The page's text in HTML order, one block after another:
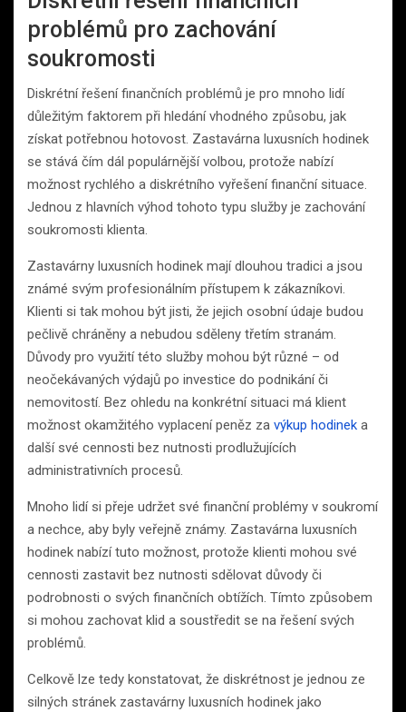
problémů pro zachování
soukromosti
Diskrétní řešení finančních problémů je pro mnoho lidí
důležitým faktorem při hledání vhodného způsobu, jak
získat potřebnou hotovost. Zastavárna luxusních hodinek
se stává čím dál populárnější volbou, protože nabízí
možnost rychlého a diskrétního vyřešení finanční situace.
Jednou z hlavních výhod tohoto typu služby je zachování
soukromosti klienta.
Zastavárny luxusních hodinek mají dlouhou tradici a jsou
známé svým profesionálním přístupem k zákazníkovi.
Klienti si tak mohou být jisti, že jejich osobní údaje budou
pečlivě chráněny a nebudou sděleny třetím stranám.
Důvody pro využití této služby mohou být různé – od
neočekávaných výdajů po investice do podnikání či
nemovitostí. Bez ohledu na konkrétní situaci má klient
možnost okamžitého vyplacení peněz za výkup hodinek a
další své cennosti bez nutnosti prodlužujících
administrativních procesů.
Mnoho lidí si přeje udržet své finanční problémy v soukromí
a nechce, aby byly veřejně známy. Zastavárna luxusních
hodinek nabízí tuto možnost, protože klienti mohou své
cennosti zastavit bez nutnosti sdělovat důvody či
podrobnosti o svých finančních obtížích. Tímto způsobem
si mohou zachovat klid a soustředit se na řešení svých
problémů.
Celkově lze tedy konstatovat, že diskrétnost je jednou ze
silných stránek zastavárny luxusních hodinek jako